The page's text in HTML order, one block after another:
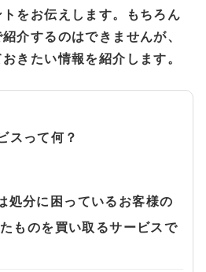
をお伝えします。もちろん
介するのはできませんが、
きたい情報を紹介します。
スって何？
処分に困っているお客様の
ものを買い取るサービスで